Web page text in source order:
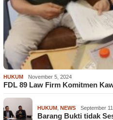
HUKUM November 5, 2024
FDL 89 Law Firm Komitmen
HUKUM , NEWS September
Barang Bukti tidak